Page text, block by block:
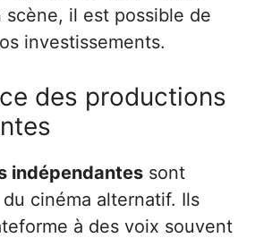
scène, il est possible de
investissements.
des productions
indépendantes sont
du cinéma alternatif. Ils
à des voix souvent